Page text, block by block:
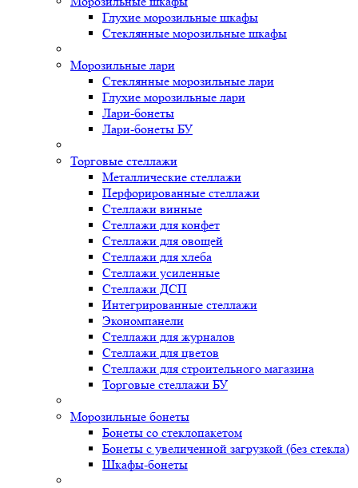
Глухие морозильные шкафы
Стеклянные морозильные шкафы
Морозильные лари
Стеклянные морозильные лари
Глухие морозильные лари
Лари-бонеты
Лари-бонеты БУ
Торговые стеллажи
Металлические стеллажи
Перфорированные стеллажи
Стеллажи винные
Стеллажи для конфет
Стеллажи для овощей
Стеллажи для хлеба
Стеллажи усиленные
Стеллажи ДСП
Интегрированные стеллажи
Экономпанели
Стеллажи для журналов
Стеллажи для цветов
Стеллажи для строительного магазина
Торговые стеллажи БУ
Морозильные бонеты
Бонеты со стеклопакетом
Бонеты с увеличенной загрузкой (без стекла)
Шкафы-бонеты